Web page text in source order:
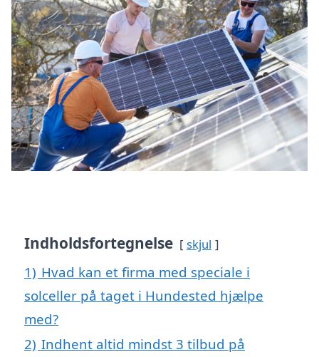
Indholdsfortegnelse skjul
1) Hvad kan et firma med speciale i
solceller på taget i Hundested hjælpe
med?
2) Indhent altid mindst 3 tilbud på